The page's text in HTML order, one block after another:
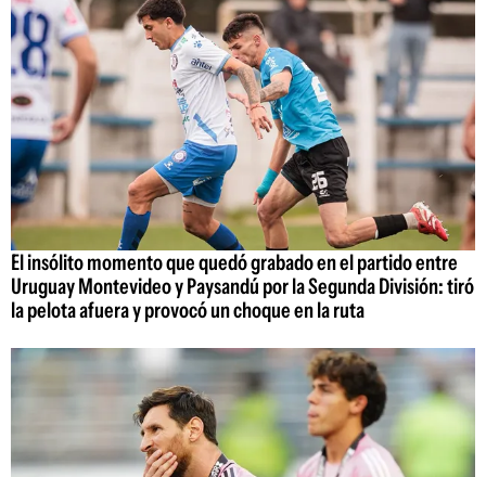
El insólito momento que quedó grabado en el partido entre
Uruguay Montevideo y Paysandú por la Segunda División: tiró
la pelota afuera y provocó un choque en la ruta